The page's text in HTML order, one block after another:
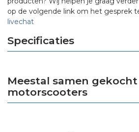
op de volgende link om het gesprek
livechat
Specificaties
Meestal samen
motorscooters